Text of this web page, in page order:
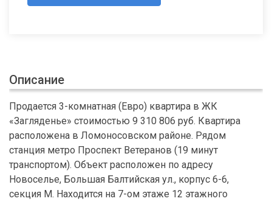
Описание
Продается 3-комнатная (Евро) квартира в ЖК
«Загляденье» стоимостью 9 310 806 руб. Квартира
расположена в Ломоносовском районе. Рядом
станция метро Проспект Ветеранов (19 минут
транспортом). Объект расположен по адресу
Новоселье, Большая Балтийская ул., корпус 6-6,
секция М. Находится на 7-ом этаже 12 этажного